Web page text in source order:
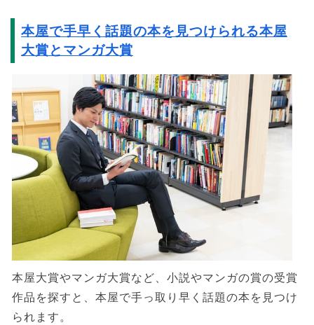
本屋で手早く話題の本を見つけられる本屋
大賞とマンガ大賞
本屋大賞やマンガ大賞など、小説やマンガの賞の受賞
作品を探すと、本屋で手っ取り早く話題の本を見つけ
られます。